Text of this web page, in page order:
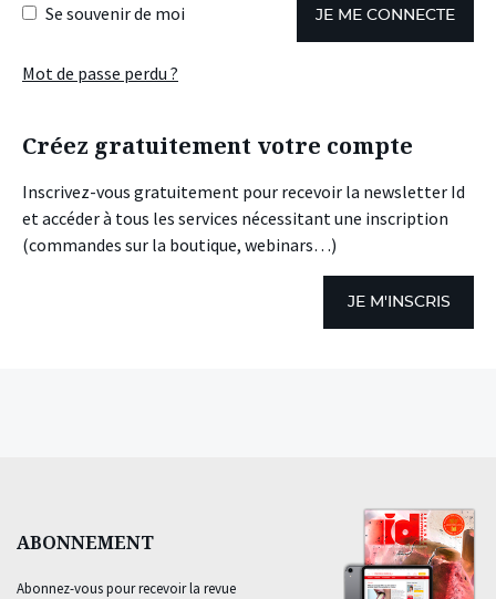
Se souvenir de moi JE ME CONNECTE
Mot de passe perdu ?
Créez gratuitement votre compte
Inscrivez-vous gratuitement pour recevoir la newsletter Id
et accéder à tous les services nécessitant une inscription
(commandes sur la boutique, webinars…)
JE M'INSCRIS
ABONNEMENT
Abonnez-vous pour recevoir la revue